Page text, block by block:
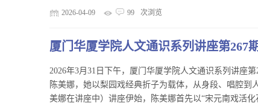
2026-04-09 99 次浏览
厦门华厦学院人文通识系列讲座第
2026年3月31日下午，厦门华厦学院人文通识系列讲座
陈美娜，她以梨园戏经典折子为载体，从身段、唱腔
美娜在讲座中）讲座伊始，陈美娜首先以“宋元南戏活